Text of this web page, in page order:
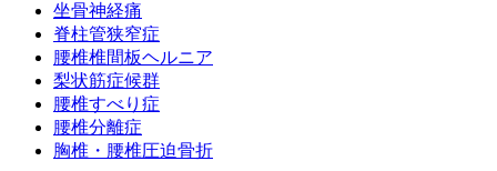
坐骨神経痛
脊柱管狭窄症
腰椎椎間板ヘルニア
梨状筋症候群
腰椎すべり症
腰椎分離症
胸椎・腰椎圧迫骨折